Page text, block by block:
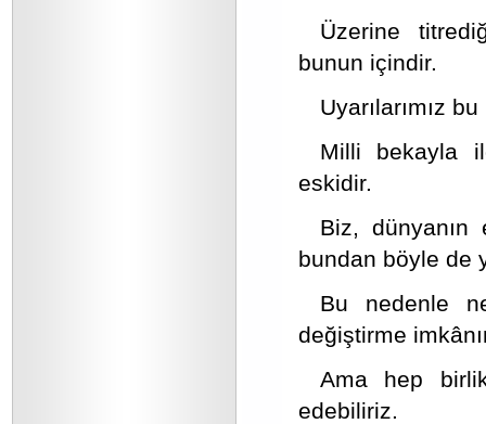
Üzerine
bunun içindir.
Uyarılarımız
Milli bekayla
eskidir.
Biz,
bundan böyle de
Bu nedenle
değiştirme
Ama hep
edebiliriz.